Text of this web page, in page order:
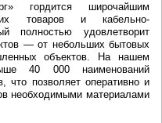
гордится широчайшим
товаров и кабельно-
полностью удовлетворит
— от небольших бытовых
объектов. На нашем
40 000 наименований
что позволяет оперативно и
необходимыми материалами